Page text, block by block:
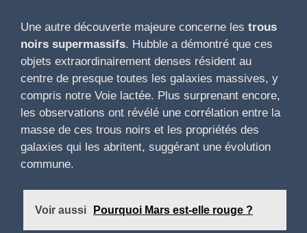
Une autre découverte majeure concerne les trous
noirs supermassifs. Hubble a démontré que ces
objets extraordinairement denses résident au
centre de presque toutes les galaxies massives, y
compris notre Voie lactée. Plus surprenant encore,
les observations ont révélé une corrélation entre la
masse de ces trous noirs et les propriétés des
galaxies qui les abritent, suggérant une évolution
commune.
Voir aussi Pourquoi Mars est-elle rouge ?